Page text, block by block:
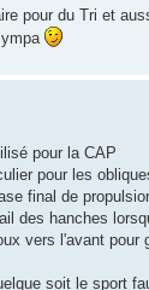
pour du Tri et
pour la CAP
pour les
final de
des hanches
vers l'avant
soit le sport